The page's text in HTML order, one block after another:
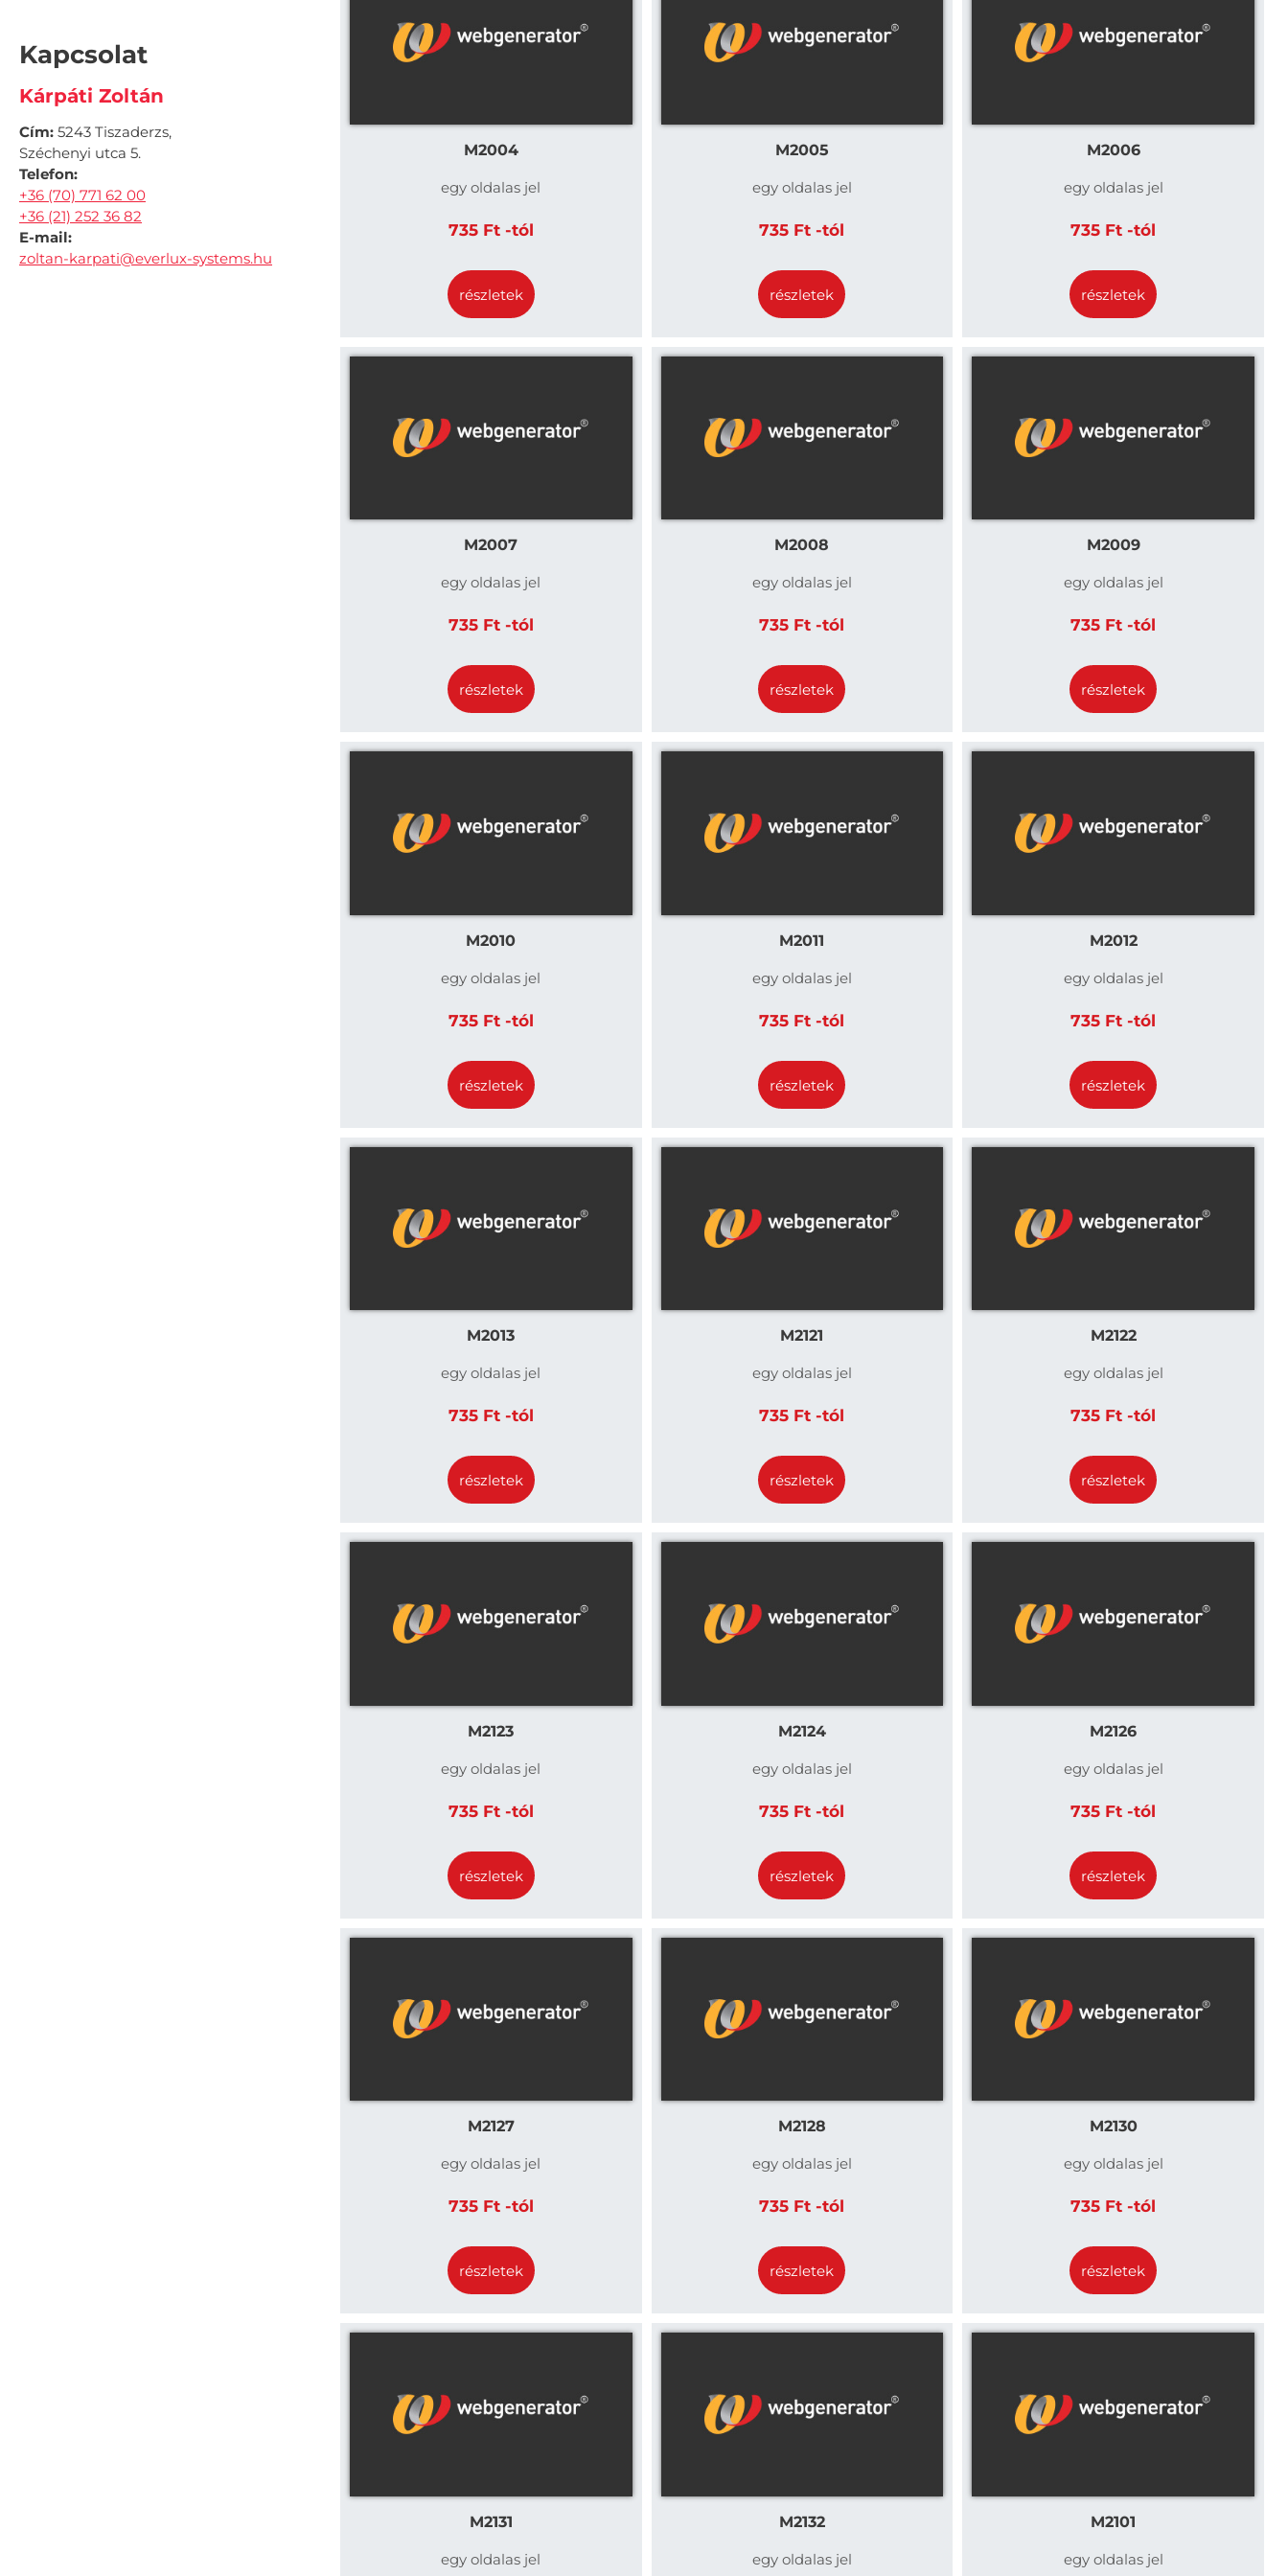
Kapcsolat
Kárpáti Zoltán
Cím: 5243 Tiszaderzs,
Széchenyi utca 5.
Telefon:
+36 (70) 771 62 00
+36 (21) 252 36 82
E-mail:
zoltan-karpati@everlux-systems.hu
M2004
egy oldalas jel
735 Ft -tól
részletek
M2005
egy oldalas jel
735 Ft -tól
részletek
M2006
egy oldalas jel
735 Ft -tól
részletek
M2007
egy oldalas jel
735 Ft -tól
részletek
M2008
egy oldalas jel
735 Ft -tól
részletek
M2009
egy oldalas jel
735 Ft -tól
részletek
M2010
egy oldalas jel
735 Ft -tól
részletek
M2011
egy oldalas jel
735 Ft -tól
részletek
M2012
egy oldalas jel
735 Ft -tól
részletek
M2013
egy oldalas jel
735 Ft -tól
részletek
M2121
egy oldalas jel
735 Ft -tól
részletek
M2122
egy oldalas jel
735 Ft -tól
részletek
M2123
egy oldalas jel
735 Ft -tól
részletek
M2124
egy oldalas jel
735 Ft -tól
részletek
M2126
egy oldalas jel
735 Ft -tól
részletek
M2127
egy oldalas jel
735 Ft -tól
részletek
M2128
egy oldalas jel
735 Ft -tól
részletek
M2130
egy oldalas jel
735 Ft -tól
részletek
M2131
egy oldalas jel
M2132
egy oldalas jel
M2101
egy oldalas jel